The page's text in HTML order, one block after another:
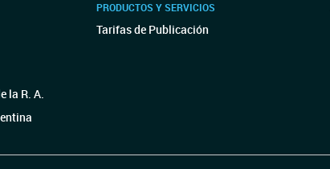
la R. A.
PRODUCTOS Y SERVICIOS
Tarifas de Publicación